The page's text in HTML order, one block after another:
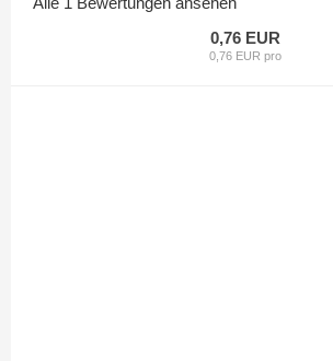
0,76 EUR
0,76 EUR pro